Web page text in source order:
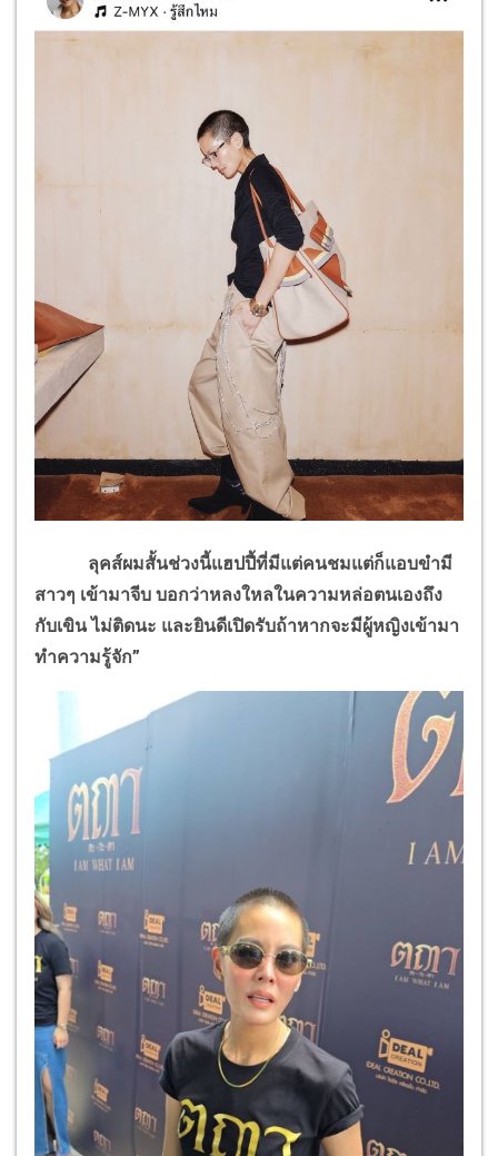
ลุคส์ผมสั้นช่วงนี้แฮปปี้ที่มีแต่คนชมแต่ก็แอบขำมี
สาวๆ เข้ามาจีบ บอกว่าหลงใหลในความหล่อตนเองถึง
กับเขิน ไม่ติดนะ และยินดีเปิดรับถ้าหากจะมีผู้หญิงเข้ามา
ทำความรู้จัก”